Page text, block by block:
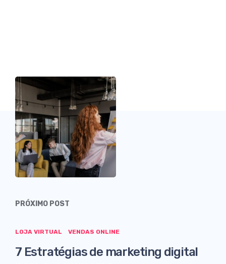
PRÓXIMO POST
LOJA VIRTUAL VENDAS ONLINE
7 Estratégias de marketing digital